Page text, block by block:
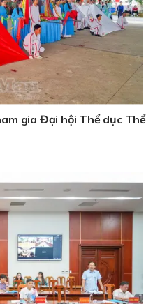
gia Đại hội Thể dục Thể